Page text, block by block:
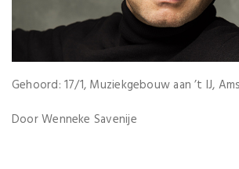
Gehoord: 17/1, Muziekgebouw aan ’t IJ,
Door Wenneke Savenije